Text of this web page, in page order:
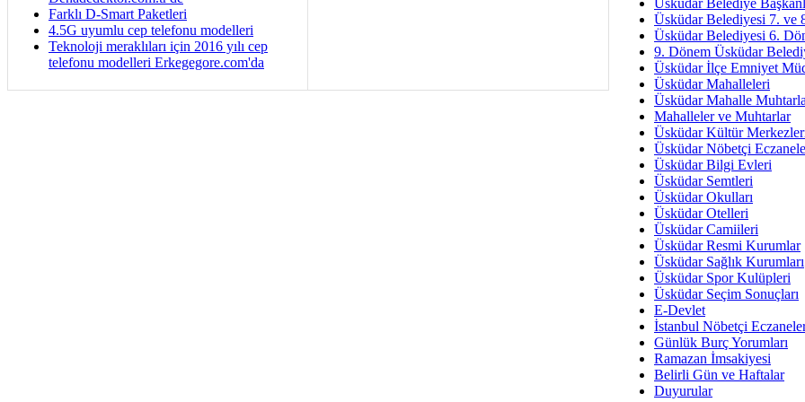
Farklı D-Smart Paketleri
4.5G uyumlu cep telefonu modelleri
Teknoloji meraklıları için 2016 yılı cep
telefonu modelleri Erkegegore.com'da
İmar Sorunlarının Genel
Arakan
Bayramın
Ruhsal
Üsküdar
Üsküdar Belediye
Üsküdar Belediyesi 7. ve
Üsküdar Belediyesi 6.
9. Dönem Üsküdar
Üsküdar İlçe Emniyet
Üsküdar Mahalleleri
Üsküdar Mahalle
Mahalleler ve Muhtarlar
Üsküdar Kültür
Üsküdar Nöbetçi
Üsküdar Bilgi Evleri
Üsküdar Semtleri
Üsküdar Okulları
Üsküdar Otelleri
Üsküdar Camiileri
Üsküdar Resmi Kurumlar
Üsküdar Sağlık Kurumları
Üsküdar Spor Kulüpleri
Üsküdar Seçim Sonuçları
E-Devlet
İstanbul Nöbetçi
Günlük Burç Yorumları
Ramazan İmsakiyesi
Belirli Gün ve Haftalar
Duyurular